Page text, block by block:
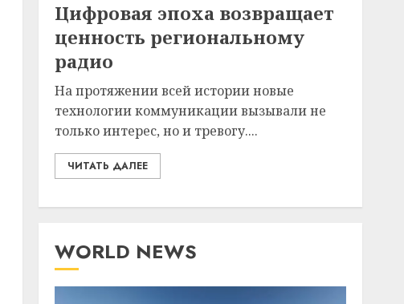
Цифровая эпоха возвращает
ценность региональному
радио
На протяжении всей истории новые
технологии коммуникации вызывали не
только интерес, но и тревогу....
ЧИТАТЬ ДАЛЕЕ
WORLD NEWS